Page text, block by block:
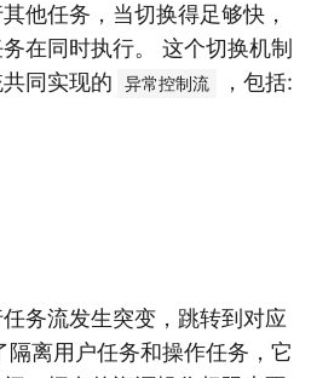
他任务，当切换得足够快，
在同时执行。 这个切换机制
同实现的
异常控制流 ，包括:
务流发生突变，跳转到对应
离用户任务和操作任务，它